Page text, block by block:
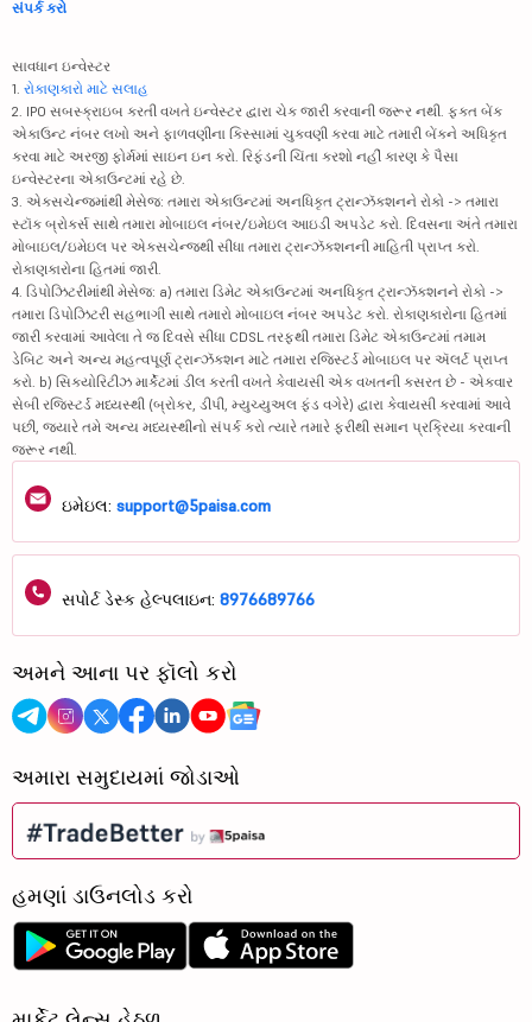
સંપર્ક કરો
સાવધાન ઇન્વેસ્ટર
1. રોકાણકારો માટે સલાહ
2. IPO સબસ્ક્રાઇબ કરતી વખતે ઇન્વેસ્ટર દ્વારા ચેક જારી કરવાની જરૂર નથી. ફક્ત બેંક
એકાઉન્ટ નંબર લખો અને ફાળવણીના કિસ્સામાં ચુકવણી કરવા માટે તમારી બેંકને અધિકૃત
કરવા માટે અરજી ફોર્મમાં સાઇન ઇન કરો. રિફંડની ચિંતા કરશો નહીં કારણ કે પૈસા
ઇન્વેસ્ટરના એકાઉન્ટમાં રહે છે.
3. એક્સચેન્જમાંથી મેસેજ: તમારા એકાઉન્ટમાં અનધિકૃત ટ્રાન્ઝૅક્શનને રોકો -> તમારા
સ્ટૉક બ્રોકર્સ સાથે તમારા મોબાઇલ નંબર/ઇમેઇલ આઇડી અપડેટ કરો. દિવસના અંતે તમારા
મોબાઇલ/ઇમેઇલ પર એક્સચેન્જથી સીધા તમારા ટ્રાન્ઝૅક્શનની માહિતી પ્રાપ્ત કરો.
રોકાણકારોના હિતમાં જારી.
4. ડિપોઝિટરીમાંથી મેસેજ: a) તમારા ડિમેટ એકાઉન્ટમાં અનધિકૃત ટ્રાન્ઝૅક્શનને રોકો ->
તમારા ડિપોઝિટરી સહભાગી સાથે તમારો મોબાઇલ નંબર અપડેટ કરો. રોકાણકારોના હિતમાં
જારી કરવામાં આવેલા તે જ દિવસે સીધા CDSL તરફથી તમારા ડિમેટ એકાઉન્ટમાં તમામ
ડેબિટ અને અન્ય મહત્વપૂર્ણ ટ્રાન્ઝૅક્શન માટે તમારા રજિસ્ટર્ડ મોબાઇલ પર ઍલર્ટ પ્રાપ્ત
કરો. b) સિક્યોરિટીઝ માર્કેટમાં ડીલ કરતી વખતે કેવાયસી એક વખતની કસરત છે - એકવાર
સેબી રજિસ્ટર્ડ મધ્યસ્થી (બ્રોકર, ડીપી, મ્યુચ્યુઅલ ફંડ વગેરે) દ્વારા કેવાયસી કરવામાં આવે
પછી, જ્યારે તમે અન્ય મધ્યસ્થીનો સંપર્ક કરો ત્યારે તમારે ફરીથી સમાન પ્રક્રિયા કરવાની
જરૂર નથી.
ઇમેઇલ: support@5paisa.com
સપોર્ટ ડેસ્ક હેલ્પલાઇન: 8976689766
અમને આના પર ફૉલો કરો
અમારા સમુદાયમાં જોડાઓ
હમણાં ડાઉનલોડ કરો